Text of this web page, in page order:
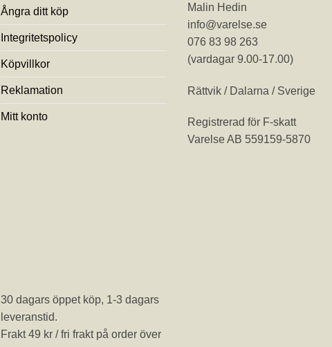
Ångra ditt köp
Integritetspolicy
Köpvillkor
Reklamation
Mitt konto
Malin Hedin
info@varelse.se
076 83 98 263
(vardagar 9.00-17.00)
Rättvik / Dalarna / Sverige
Registrerad för F-skatt
Varelse AB 559159-5870
30 dagars öppet köp, 1-3 dagars
leveranstid.
Frakt 49 kr / fri frakt på order över